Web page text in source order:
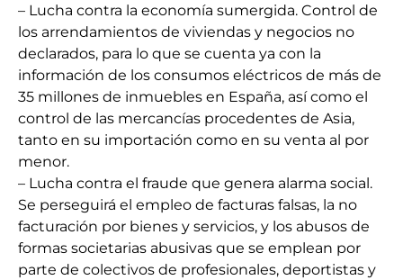
– Lucha contra la economía sumergida. Control de
los arrendamientos de viviendas y negocios no
declarados, para lo que se cuenta ya con la
información de los consumos eléctricos de más de
35 millones de inmuebles en España, así como el
control de las mercancías procedentes de Asia,
tanto en su importación como en su venta al por
menor.
– Lucha contra el fraude que genera alarma social.
Se perseguirá el empleo de facturas falsas, la no
facturación por bienes y servicios, y los abusos de
formas societarias abusivas que se emplean por
parte de colectivos de profesionales, deportistas y